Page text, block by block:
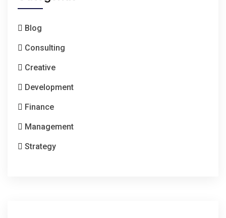
Blog
Consulting
Creative
Development
Finance
Management
Strategy